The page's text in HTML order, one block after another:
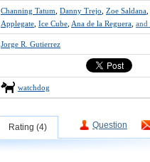
Channing Tatum Danny Trejo Zoe Saldana
Applegate Ice Cube Ana de la Reguera and
Jorge R. Gutierrez
watchdog
Question
Rating (4)